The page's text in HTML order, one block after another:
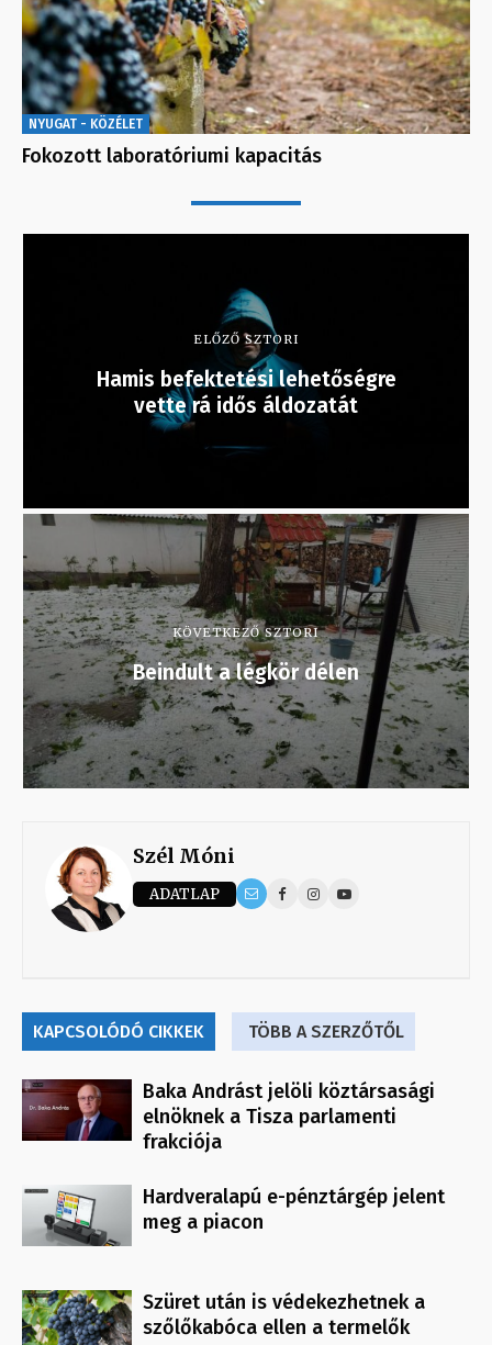
NYUGAT - KÖZÉLET
Fokozott laboratóriumi kapacitás
ELŐZŐ SZTORI
Hamis befektetési lehetőségre
vette rá idős áldozatát
KÖVETKEZŐ SZTORI
Beindult a légkör délen
Szél Móni
ADATLAP
KAPCSOLÓDÓ CIKKEK TÖBB A SZERZŐTŐL
Baka Andrást jelöli köztársasági
elnöknek a Tisza parlamenti
frakciója
Hardveralapú e-pénztárgép jelent
meg a piacon
Szüret után is védekezhetnek a
szőlőkabóca ellen a termelők